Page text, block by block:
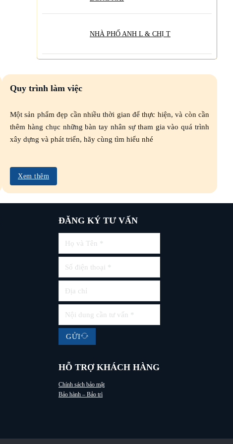
NHÀ PHỐ ANH L & CHỊ T
Quy trình làm việc
Một sản phẩm đẹp cần nhiều thời gian để thực hiện, và còn cần
thêm hàng chục những bàn tay nhân sự tham gia vào quá trình
xây dựng và phát triển, hãy cùng tìm hiểu nhé
Xem thêm
ĐĂNG KÝ TƯ VẤN
GỬI
HỖ TRỢ KHÁCH HÀNG
Chính sách bảo mật
Bảo hành – Bảo trì